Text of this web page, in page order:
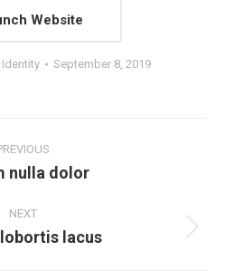
Website
September 8, 2019
Previous
nulla dolor
NEXT
Next
lacus